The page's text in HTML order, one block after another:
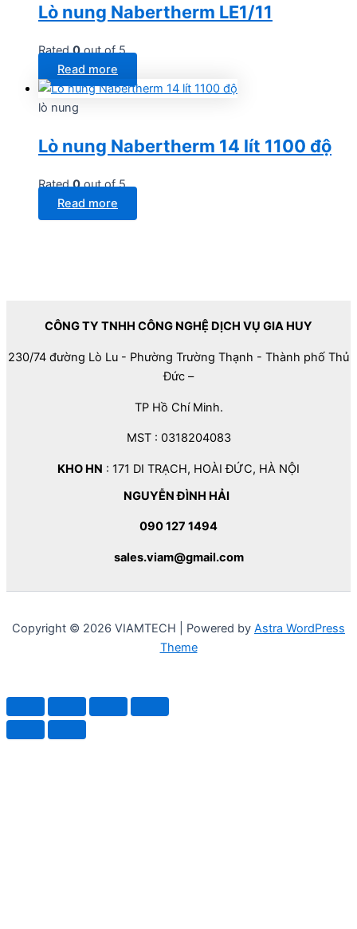
Lò nung Nabertherm LE1/11
Rated0out of 5
Read more
lò nung
Lò nung Nabertherm 14 lít 1100 độ
Rated0out of 5
Read more
CÔNG TY TNHH CÔNG NGHỆ DỊCH VỤ GIA HUY
230/74 đường Lò Lu - Phường Trường Thạnh - Thành phố Thủ
Đức –
TP Hồ Chí Minh.
MST : 0318204083
KHO HN : 171 DI TRẠCH, HOÀI ĐỨC, HÀ NỘI
NGUYỄN ĐÌNH HẢI
090 127 1494
sales.viam@gmail.com
Copyright © 2026 VIAMTECH | Powered by Astra WordPress
Theme